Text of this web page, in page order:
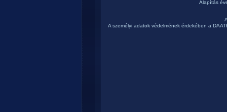
Alapítás
A személyi adatok védelmének érdekében a